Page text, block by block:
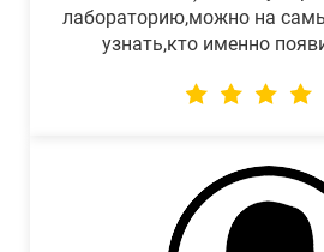
лабораторию,можно на
узнать,кто именно